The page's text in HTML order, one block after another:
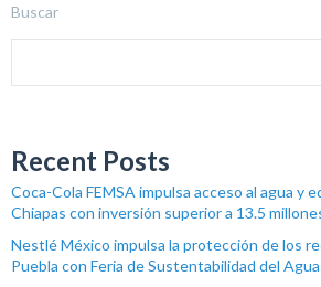
Buscar
Recent Posts
Coca-Cola FEMSA impulsa acceso al agua y
Chiapas con inversión superior a 13.5
Nestlé México impulsa la protección de los
Puebla con Feria de Sustentabilidad del Agua